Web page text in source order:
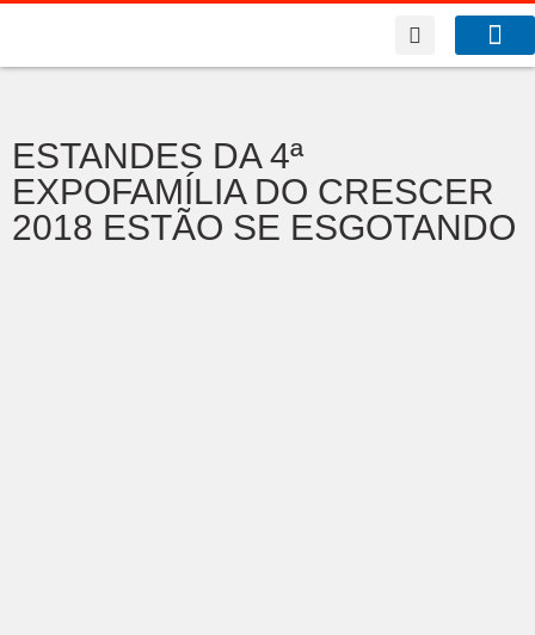
ESTANDES DA 4ª
EXPOFAMÍLIA DO CRESCER
2018 ESTÃO SE ESGOTANDO